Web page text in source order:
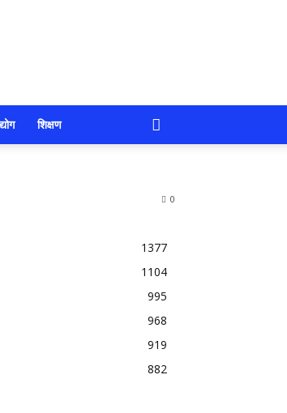
शिक्षण
0
1377
1104
995
968
919
882